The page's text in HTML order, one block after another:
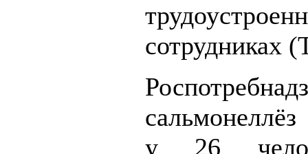
сотрудниках
у 26